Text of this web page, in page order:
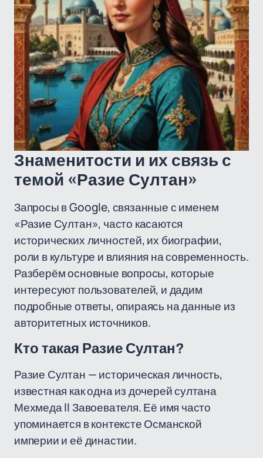
Знаменитости и их связь с
темой «Разие Султан»
Запросы в Google, связанные с именем
«Разие Султан», часто касаются
исторических личностей, их биографии,
роли в культуре и влияния на современность.
Разберём основные вопросы, которые
интересуют пользователей, и дадим
подробные ответы, опираясь на данные из
авторитетных источников.
Кто такая Разие Султан?
Разие Султан — историческая личность,
известная как одна из дочерей султана
Мехмеда II Завоевателя. Её имя часто
упоминается в контексте Османской
империи и её династии.